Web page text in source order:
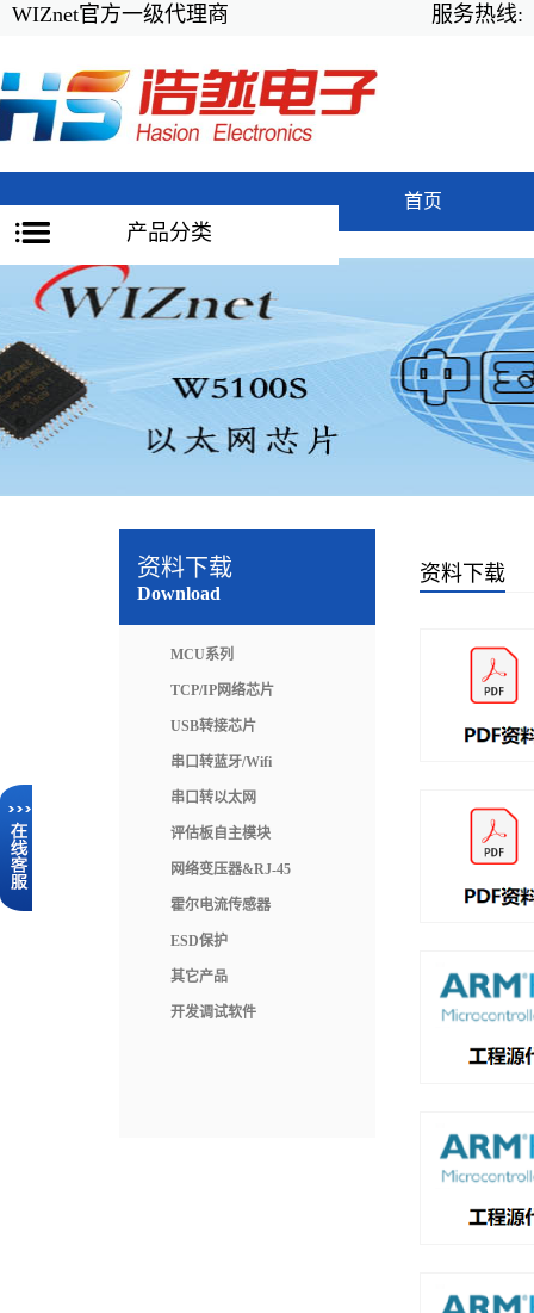
WIZnet官方一级代理商 服务热线:
产品分类
首页
资料下载
Download
MCU系列
TCP/IP网络芯片
USB转接芯片
串口转蓝牙/Wifi
串口转以太网
评估板自主模块
网络变压器&RJ-45
霍尔电流传感器
ESD保护
其它产品
开发调试软件
资料下载